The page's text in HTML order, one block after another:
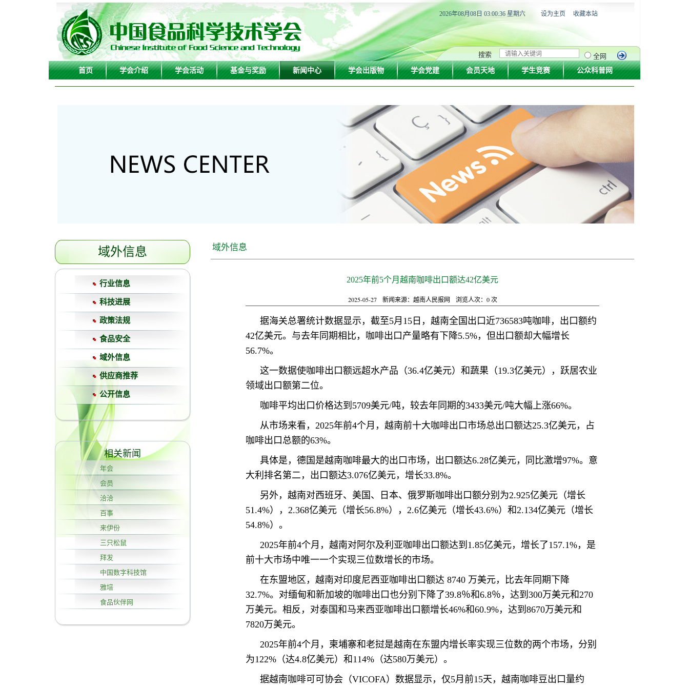
2026年08月08日 03:00:36 星期六 设为主页 收藏本站
搜索
全网
首页
学会介绍 学会活动 基金与奖励 新闻中心 学会出版物 学会党建 会员天地 学生竞赛 公众科普网
域外信息
行业信息
科技进展
政策法规
食品安全
域外信息
供应商推荐
公开信息
相关新闻
年会
会员
洽洽
百事
来伊份
三只松鼠
拜发
中国数字科技馆
雅培
食品伙伴网
域外信息
2025年前5个月越南咖啡出口额达42亿美元
2025-05-27 新闻来源：越南人民报网 浏览人次： 0次
据海关总署统计数据显示，截至5月15日，越南全国出口近736583吨咖啡，出口额约
42亿美元。与去年同期相比，咖啡出口产量略有下降5.5%，但出口额却大幅增长
56.7%。
这一数据使咖啡出口额远超水产品（36.4亿美元）和蔬果（19.3亿美元），跃居农业
领域出口额第二位。
咖啡平均出口价格达到5709美元/吨，较去年同期的3433美元/吨大幅上涨66%。
从市场来看，2025年前4个月，越南前十大咖啡出口市场总出口额达25.3亿美元，占
咖啡出口总额的63%。
具体是，德国是越南咖啡最大的出口市场，出口额达6.28亿美元，同比激增97%。意
大利排名第二，出口额达3.076亿美元，增长33.8%。
另外，越南对西班牙、美国、日本、俄罗斯咖啡出口额分别为2.925亿美元（增长
51.4%），2.368亿美元（增长56.8%），2.6亿美元（增长43.6%）和2.134亿美元（增长
54.8%）。
2025年前4个月，越南对阿尔及利亚咖啡出口额达到1.85亿美元，增长了157.1%，是
前十大市场中唯一一个实现三位数增长的市场。
在东盟地区，越南对印度尼西亚咖啡出口额达 8740 万美元，比去年同期下降
32.7%。对缅甸和新加坡的咖啡出口也分别下降了39.8％和6.8％，达到300万美元和270
万美元。相反，对泰国和马来西亚咖啡出口额增长46%和60.9%，达到8670万美元和
7820万美元。
2025年前4个月，柬埔寨和老挝是越南在东盟内增长率实现三位数的两个市场，分别
为122%（达4.8亿美元）和114%（达580万美元）。
据越南咖啡可可协会（VICOFA）数据显示，仅5月前15天，越南咖啡豆出口量约